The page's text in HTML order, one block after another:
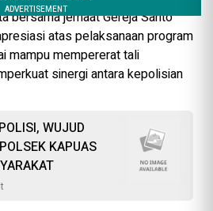
bersama jemaat Gereja Santo
atas pelaksanaan program
mampu mempererat tali
sinergi antara kepolisian
WUJUD
KAPUAS